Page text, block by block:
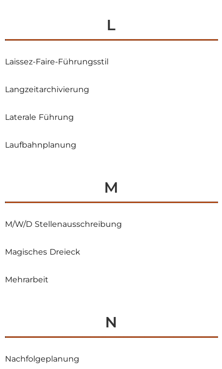
L
Laissez-Faire-Führungsstil
Langzeitarchivierung
Laterale Führung
Laufbahnplanung
M
M/W/D Stellenausschreibung
Magisches Dreieck
Mehrarbeit
N
Nachfolgeplanung